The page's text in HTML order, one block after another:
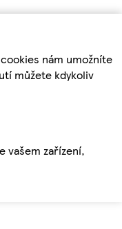
nám umožníte
můžete kdykoliv
vašem zařízení,